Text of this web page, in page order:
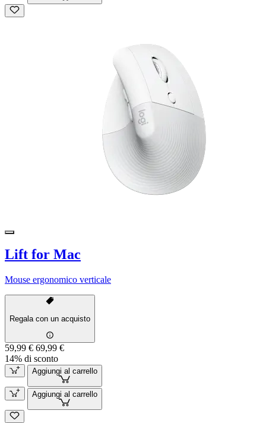
Lift for Mac
Mouse ergonomico verticale
Regala con un acquisto
59,99 € 69,99 €
14% di sconto
Aggiungi al carrello
Aggiungi al carrello